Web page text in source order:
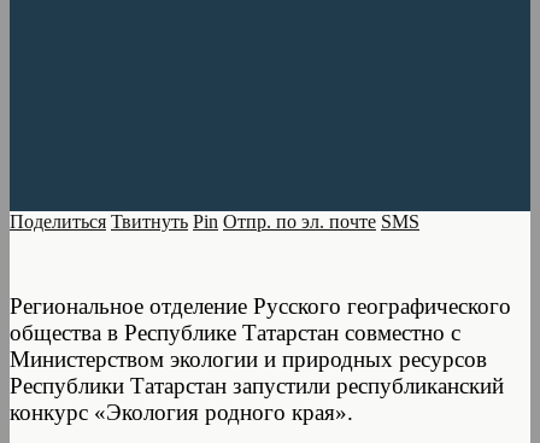
Поделиться Твитнуть Pin Отпр. по эл. почте SMS
Региональное отделение Русского географического
общества в Республике Татарстан совместно с
Министерством экологии и природных ресурсов
Республики Татарстан запустили республиканский
конкурс «Экология родного края».